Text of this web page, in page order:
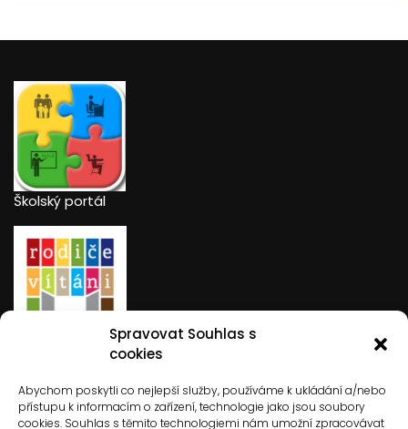
Spravovat Souhlas s
cookies
Abychom poskytli co nejlepší služby, používáme k ukládání a/nebo
přístupu k informacím o zařízení, technologie jako jsou soubory
cookies. Souhlas s těmito technologiemi nám umožní zpracovávat
Školský portál